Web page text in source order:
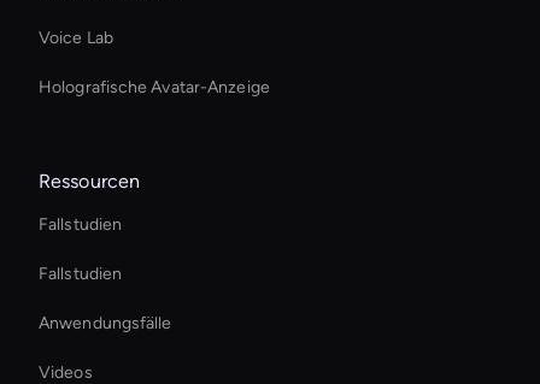
Voice Lab
Holografische Avatar-Anzeige
Ressourcen
Fallstudien
Fallstudien
Anwendungsfälle
Videos